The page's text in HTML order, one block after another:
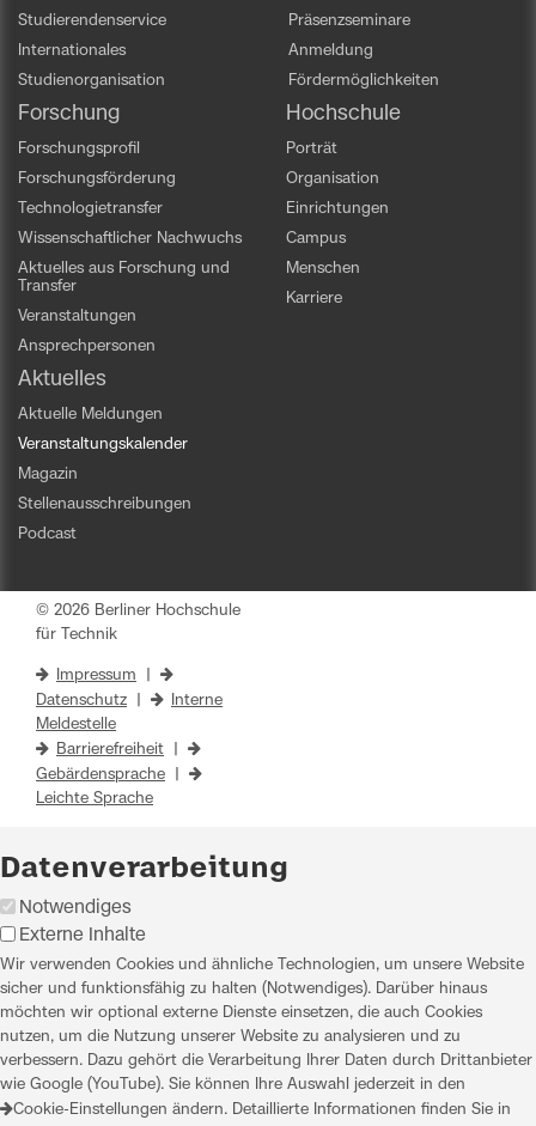
Studierendenservice
Internationales
Studienorganisation
Präsenzseminare
Anmeldung
Fördermöglichkeiten
Forschung
Forschungsprofil
Forschungsförderung
Technologietransfer
Wissenschaftlicher Nachwuchs
Aktuelles aus Forschung und
Transfer
Veranstaltungen
Ansprechpersonen
Hochschule
Porträt
Organisation
Einrichtungen
Campus
Menschen
Karriere
Aktuelles
Aktuelle Meldungen
Veranstaltungskalender
Magazin
Stellenausschreibungen
Podcast
© 2026 Berliner Hochschule
für Technik
Impressum
Datenschutz
Interne
Meldestelle
Barrierefreiheit
Gebärdensprache
Leichte Sprache
Datenverarbeitung
Notwendiges
Externe Inhalte
Wir verwenden Cookies und ähnliche Technologien, um unsere Website
sicher und funktionsfähig zu halten (Notwendiges). Darüber hinaus
möchten wir optional externe Dienste einsetzen, die auch Cookies
nutzen, um die Nutzung unserer Website zu analysieren und zu
verbessern. Dazu gehört die Verarbeitung Ihrer Daten durch Drittanbieter
wie Google (YouTube). Sie können Ihre Auswahl jederzeit in den
Cookie-Einstellungen ändern. Detaillierte Informationen finden Sie in